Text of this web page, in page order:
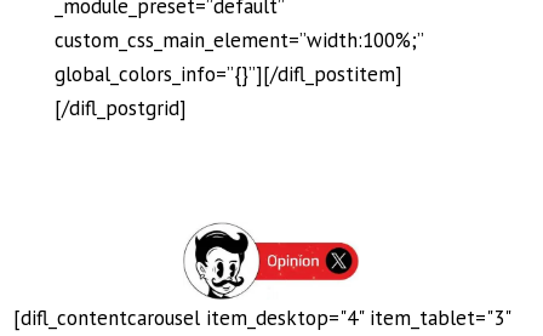
_module_preset=”default”
custom_css_main_element=”width:100%;”
global_colors_info=”{}”][/difl_postitem]
[/difl_postgrid]
[difl_contentcarousel item_desktop="4" item_tablet="3"